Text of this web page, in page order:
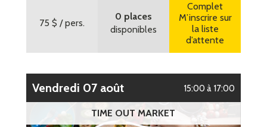
75 $ / pers.
0 places
disponibles
Complet
M’inscrire sur
la liste
d’attente
vendredi 07 août 15:00 à 17:00
TIME OUT MARKET